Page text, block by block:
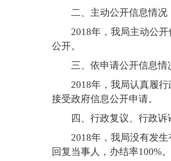
二、主动公开信息情况
2018年，我局主动公
公开。
三、依申请公开信息情
2018年，我局认真履
接受政府信息公开申请。
四、行政复议、行政
2018年，我局没有发
回复当事人，办结率100%。